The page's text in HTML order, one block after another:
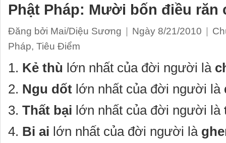
Phật Pháp: Mười bốn điều răn
Đăng bởi Mai/Diệu Sương Ngày 8/21/2010
Pháp, Tiêu Điểm
1. Kẻ thù lớn nhất của đời người là
2. Ngu dốt lớn nhất của đời người là
3. Thất bại lớn nhất của đời người là
4. Bi ai lớn nhất của đời người là